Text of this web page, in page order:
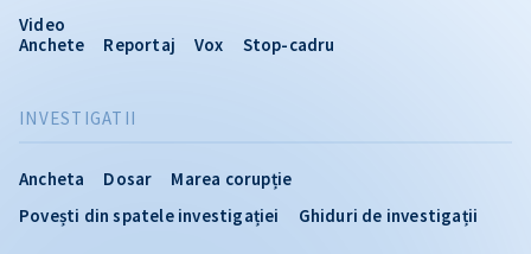
INVESTIGATII
Ancheta Dosar
Marea corupție
Povești din spatele investigației
Ghiduri de investigații
Video
Anchete
Reportaj Vox Stop-cadru